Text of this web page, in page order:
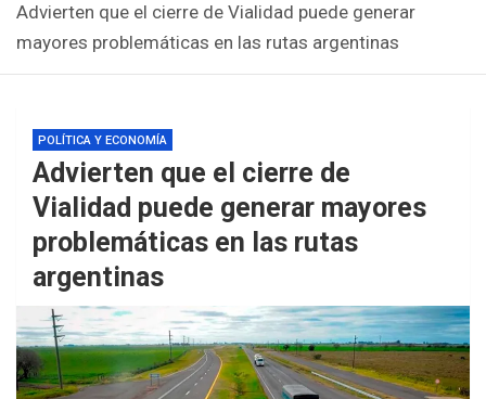
Advierten que el cierre de Vialidad puede generar
mayores problemáticas en las rutas argentinas
POLÍTICA Y ECONOMÍA
Advierten que el cierre de
Vialidad puede generar mayores
problemáticas en las rutas
argentinas